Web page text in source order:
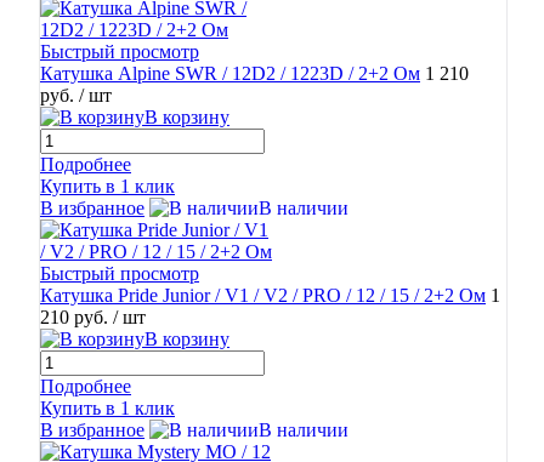
Быстрый просмотр
Катушка Alpine SWR / 12D2 / 1223D / 2+2 Ом 1 210
руб. / шт
В корзину
Подробнее
Купить в 1 клик
В избранное
В наличии
Быстрый просмотр
Катушка Pride Junior / V1 / V2 / PRO / 12 / 15 / 2+2 Ом 1
210 руб. / шт
В корзину
Подробнее
Купить в 1 клик
В избранное
В наличии